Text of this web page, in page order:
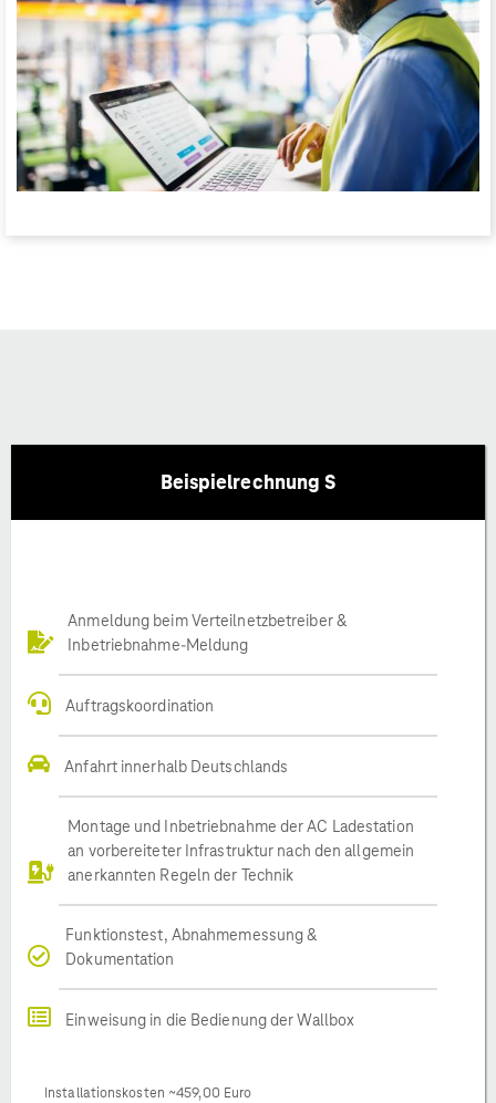
Beispielrechnung S
Anmeldung beim Verteilnetzbetreiber &
Inbetriebnahme-Meldung
Auftragskoordination
Anfahrt innerhalb Deutschlands
Montage und Inbetriebnahme der AC Ladestation
an vorbereiteter Infrastruktur nach den allgemein
anerkannten Regeln der Technik
Funktionstest, Abnahmemessung &
Dokumentation
Einweisung in die Bedienung der Wallbox
Installationskosten ~459,00 Euro